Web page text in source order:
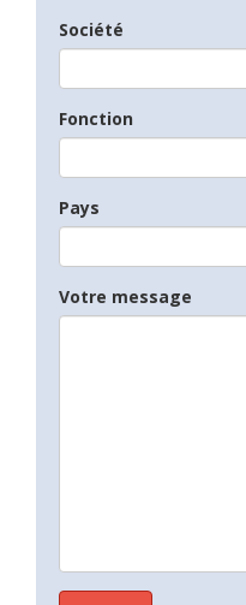
Société
Fonction
Pays
Votre message